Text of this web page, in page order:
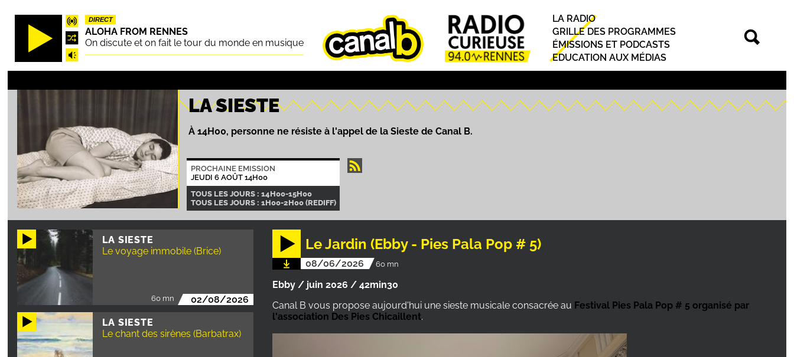
Aller
principal
DIRECT
ALOHA FROM RENNES
On discute et on fait le tour du monde en musique
Principal
LA RADIO
GRILLE DES PROGRAMMES
ÉMISSIONS ET PODCASTS
EDUCATION AUX MÉDIAS
LA SIESTE
À 14H00, personne ne résiste à l'appel de la Sieste de Canal B.
PROCHAINE EMISSION
JEUDI 6 AOÛT 14H00
TOUS LES JOURS : 14H00-15H00
TOUS LES JOURS : 1H00-2H00 (REDIFF)
LA SIESTE
Le voyage immobile (Brice)
60 mn 02/08/2026
LA SIESTE
Le chant des sirènes (Barbatrax)
Le Jardin (Ebby - Pies Pala Pop # 5)
08/06/2026 60 mn
Ebby / juin 2026 / 42min30
Canal B vous propose aujourd'hui une sieste musicale consacrée au Festival Pies Pala Pop # 5 organisé par
l'association Des Pies Chicaillent.